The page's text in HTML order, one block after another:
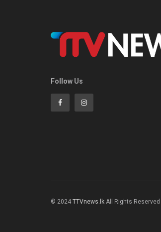
Follow Us
© 2024 TTVnews.lk All Rights Reserved